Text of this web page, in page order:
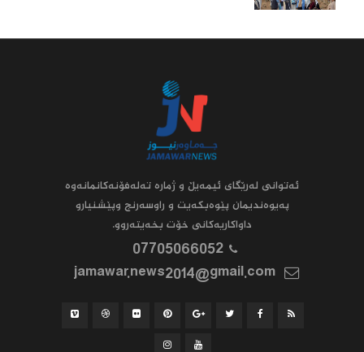
ئه‌توانى له‌رێگاى ئیمه‌یڵ و ژماره‌ ته‌له‌فۆنه‌کانمانه‌وه‌
په‌یوه‌ندیمان پێوه‌بکه‌یت و راوسه‌رنج وپێشنیارو
داواکاریه‌کانى خۆت بخه‌یته‌روو.
07705066052
jamawar.news2014@gmail.com